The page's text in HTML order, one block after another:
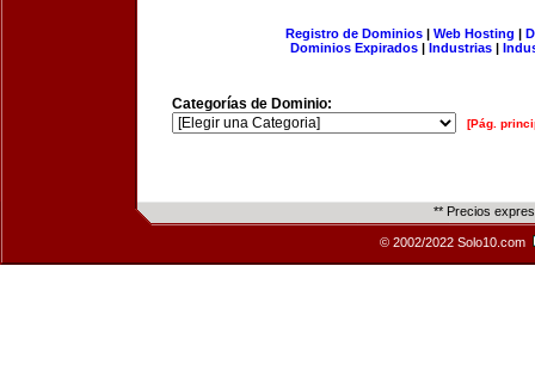
Registro de Dominios| Web Hosting |
Dominios Expirados | Industrias |
Categorías de Dominio:
[Pág.
** Precios
© 2002/2022 Solo10.com